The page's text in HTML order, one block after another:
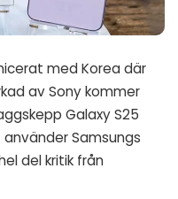
med Korea där
av Sony kommer
Galaxy S25
använder Samsungs
del kritik från